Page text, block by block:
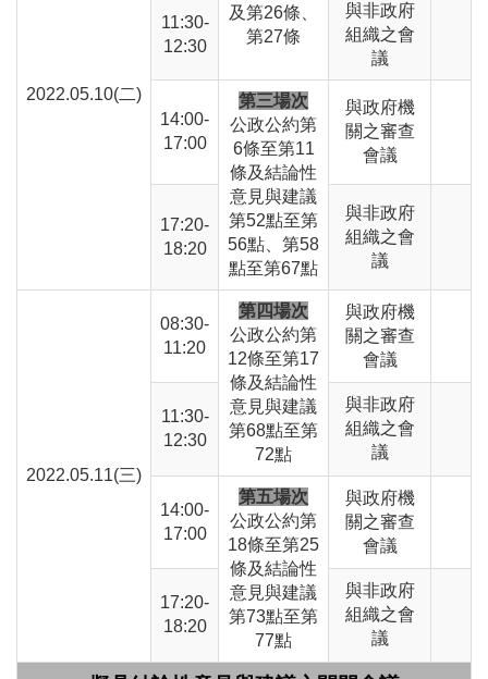
2022.05.10(二)
及第26條、
第27條
11:30-
12:30
與非政府
組織之會
議
14:00-
17:00
第三場次
公政公約第
6條至第11
條及結論性
意見與建議
第52點至第
56點、第58
點至第67點
與政府機
關之審查
會議
17:20-
18:20
與非政府
組織之會
議
2022.05.11(三)
08:30-
11:20
第四場次
公政公約第
12條至第17
條及結論性
意見與建議
第68點至第
72點
與政府機
關之審查
會議
11:30-
12:30
與非政府
組織之會
議
14:00-
17:00
第五場次
公政公約第
18條至第25
條及結論性
意見與建議
第73點至第
77點
與政府機
關之審查
會議
17:20-
18:20
與非政府
組織之會
議